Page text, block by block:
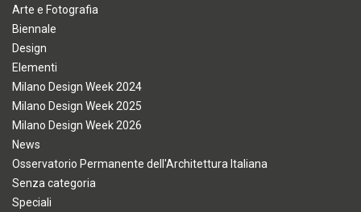
Arte e Fotografia
Biennale
Design
Elementi
Milano Design Week 2024
Milano Design Week 2025
Milano Design Week 2026
News
Osservatorio Permanente dell'Architettura Italiana
Senza categoria
Speciali